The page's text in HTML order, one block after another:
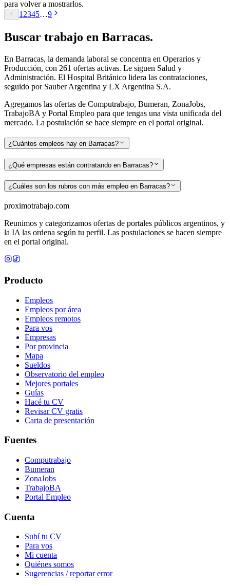
para volver a mostrarlos.
1 2345…9
Buscar trabajo en Barracas.
En Barracas, la demanda laboral se concentra en Operarios y
Producción, con 261 ofertas activas. Le siguen Salud y
Administración. El Hospital Británico lidera las contrataciones,
seguido por Sauber Argentina y LX Argentina S.A.
Agregamos las ofertas de Computrabajo, Bumeran, ZonaJobs,
TrabajoBA y Portal Empleo para que tengas una vista unificada del
mercado. La postulación se hace siempre en el portal original.
¿Cuántos empleos hay en Barracas?
¿Qué empresas están contratando en Barracas?
¿Cuáles son los rubros con más empleo en Barracas?
proximotrabajo.com
Reunimos y categorizamos ofertas de portales públicos argentinos, y
la IA las ordena según tu perfil. Las postulaciones se hacen siempre
en el portal original.
Producto
Empleos
Empleos por área
Empleos remotos
Para vos
Empresas
Por provincia
Mapa
Sueldos
Observatorio del empleo
Mejores portales
Guías
Hacé tu CV
Revisar CV gratis
Carta de presentación
Fuentes
Computrabajo
Bumeran
ZonaJobs
TrabajoBA
Portal Empleo
Cuenta
Subí tu CV
Para vos
Mi cuenta
Quiénes somos
Sugerencias / reportar error